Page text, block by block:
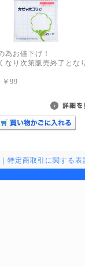
為お値下げ！
なり次第販売終了とな
99
特定商取引に関する表